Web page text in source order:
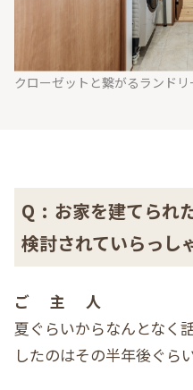
クローゼットと繋がるランドリ
Q : お家を建てられ
検討されていらっし
ご主人
夏ぐらいからなんとなく
したのはその半年後ぐらい